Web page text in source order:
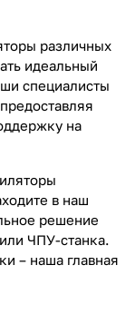
различных
идеальный
специалисты
на
в наш
решение
ЧПУ-станка.
– наша главная